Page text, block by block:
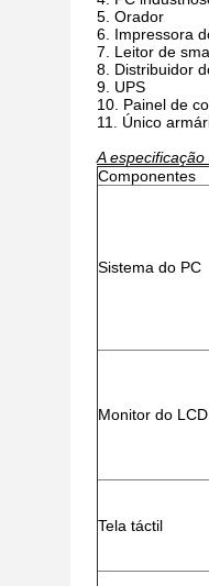
Orador
Impressora
Leitor de
Distribuidor
UPS
Painel de
Único
A
Componentes
Sistema do PC
Monitor do LCD
Tela táctil